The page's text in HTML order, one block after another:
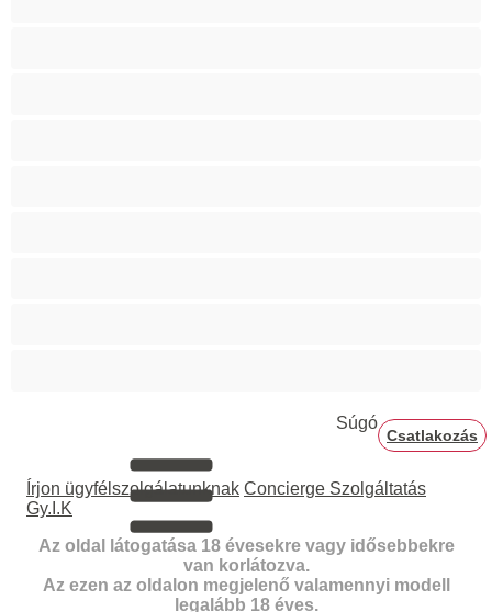
Súgó
Csatlakozás
Írjon ügyfélszolgálatunknak Concierge Szolgáltatás
Gy.I.K
Az oldal látogatása 18 évesekre vagy idősebbekre
van korlátozva.
Az ezen az oldalon megjelenő valamennyi modell
legalább 18 éves.